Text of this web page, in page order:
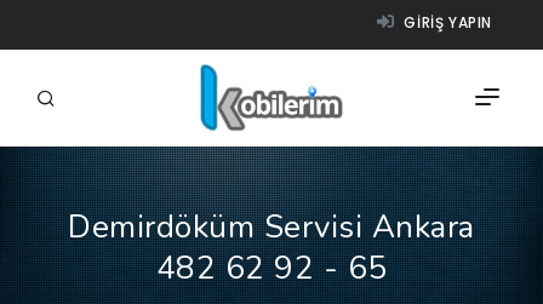
GIRIŞ YAPIN
FIRMALAR
ÜRÜNLER
Demirdöküm Servisi Ankara
482 62 92 - 65